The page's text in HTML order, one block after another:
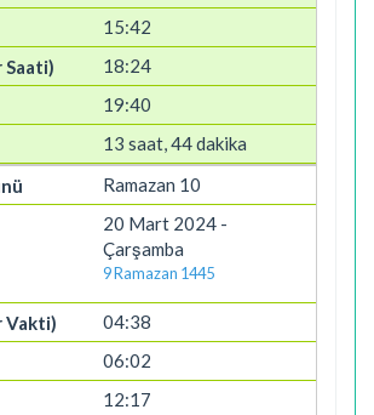
15:42
18:24
19:40
13 saat, 44 dakika
Ramazan 10
20 Mart 2024 -
Çarşamba
9 Ramazan 1445
04:38
06:02
12:17